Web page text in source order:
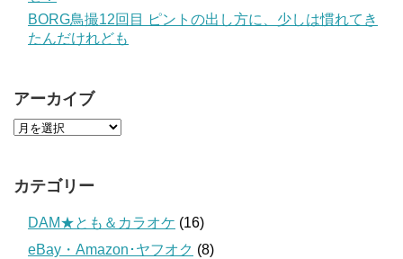
BORG鳥撮12回目 ピントの出し方に、少しは慣れてき
たんだけれども
アーカイブ
カテゴリー
DAM★とも＆カラオケ (16)
eBay・Amazon･ヤフオク (8)